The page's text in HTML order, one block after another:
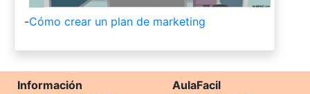
-Cómo crear un plan de marketing
Información
AulaFacil